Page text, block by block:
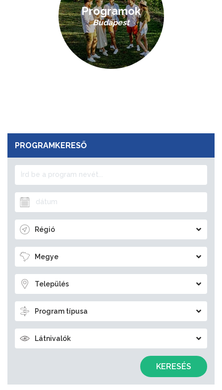
Programok
Budapest
PROGRAMKERESŐ
Régió
Megye
Település
Program típusa
Látnivalók
KERESÉS